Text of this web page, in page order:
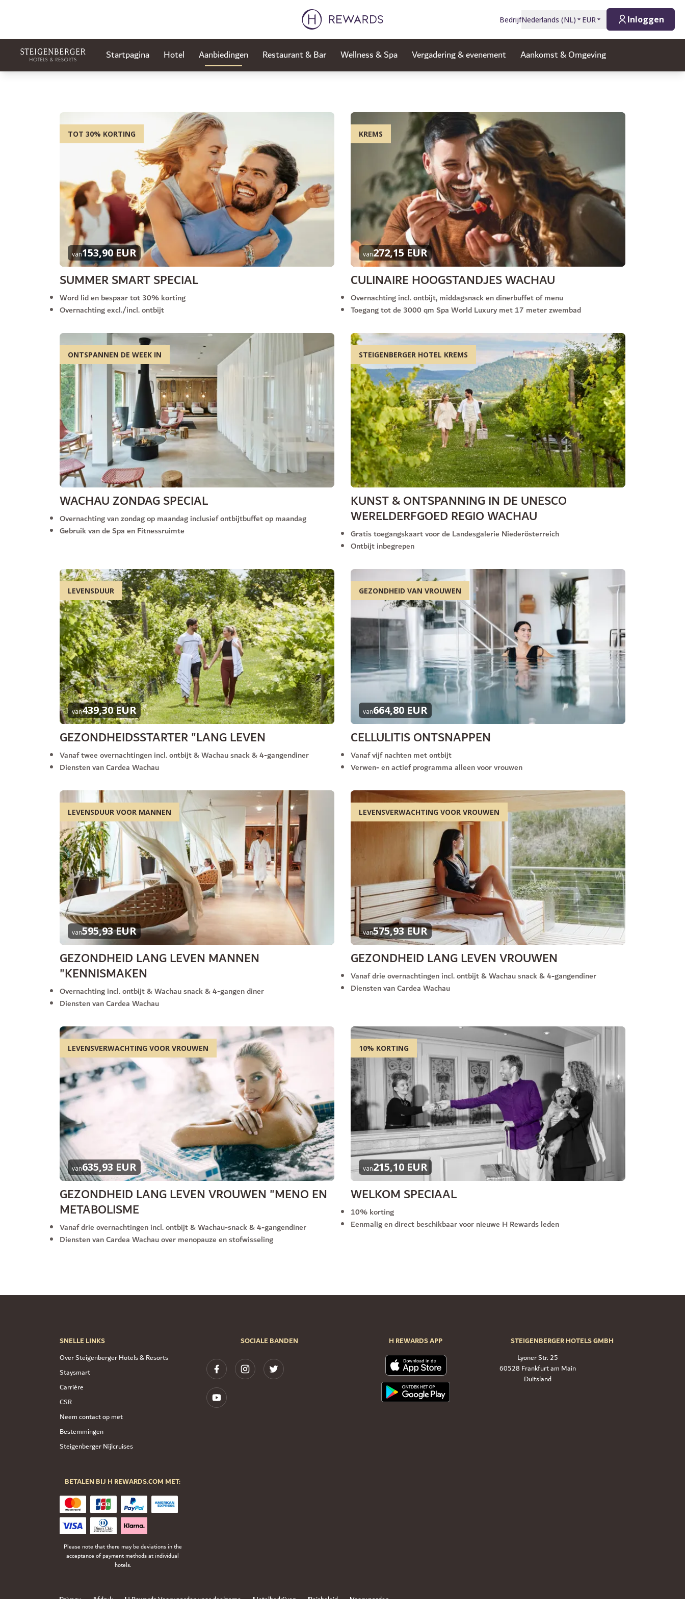
BedrijfNederlands (NL) EUR Inloggen
Startpagina Hotel Aanbiedingen Restaurant & Bar Wellness & Spa Vergadering & evenement Aankomst & Omgeving
TOT 30% KORTING
van153,90 EUR
SUMMER SMART SPECIAL
Word lid en bespaar tot 30% korting
Overnachting excl./incl. ontbijt
KREMS
van272,15 EUR
CULINAIRE HOOGSTANDJES WACHAU
Overnachting incl. ontbijt, middagsnack en dinerbuffet of menu
Toegang tot de 3000 qm Spa World Luxury met 17 meter zwembad
ONTSPANNEN DE WEEK IN
WACHAU ZONDAG SPECIAL
Overnachting van zondag op maandag inclusief ontbijtbuffet op maandag
Gebruik van de Spa en Fitnessruimte
STEIGENBERGER HOTEL KREMS
KUNST & ONTSPANNING IN DE UNESCO
WERELDERFGOED REGIO WACHAU
Gratis toegangskaart voor de Landesgalerie Niederösterreich
Ontbijt inbegrepen
LEVENSDUUR
van439,30 EUR
GEZONDHEIDSSTARTER "LANG LEVEN
Vanaf twee overnachtingen incl. ontbijt & Wachau snack & 4-gangendiner
Diensten van Cardea Wachau
GEZONDHEID VAN VROUWEN
van664,80 EUR
CELLULITIS ONTSNAPPEN
Vanaf vijf nachten met ontbijt
Verwen- en actief programma alleen voor vrouwen
LEVENSDUUR VOOR MANNEN
van595,93 EUR
GEZONDHEID LANG LEVEN MANNEN
"KENNISMAKEN
Overnachting incl. ontbijt & Wachau snack & 4-gangen diner
Diensten van Cardea Wachau
LEVENSVERWACHTING VOOR VROUWEN
van575,93 EUR
GEZONDHEID LANG LEVEN VROUWEN
Vanaf drie overnachtingen incl. ontbijt & Wachau snack & 4-gangendiner
Diensten van Cardea Wachau
LEVENSVERWACHTING VOOR VROUWEN
van635,93 EUR
GEZONDHEID LANG LEVEN VROUWEN "MENO EN
METABOLISME
Vanaf drie overnachtingen incl. ontbijt & Wachau-snack & 4-gangendiner
Diensten van Cardea Wachau over menopauze en stofwisseling
10% KORTING
van215,10 EUR
WELKOM SPECIAAL
10% korting
Eenmalig en direct beschikbaar voor nieuwe H Rewards leden
SNELLE LINKS
Over Steigenberger Hotels & Resorts
Staysmart
Carrière
CSR
Neem contact op met
Bestemmingen
Steigenberger Nijlcruises
SOCIALE BANDEN H REWARDS APP
STEIGENBERGER HOTELS GMBH
Lyoner Str. 25
60528 Frankfurt am Main
Duitsland
BETALEN BIJ H REWARDS.COM MET:
Please note that there may be deviations in the
acceptance of payment methods at individual
hotels.